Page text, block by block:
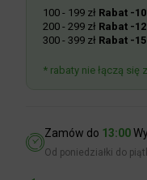
100 - 199 zł Rabat -
200 - 299 zł Rabat -
300 - 399 zł Rabat -
* rabaty nie łączą się
Zamów do 13:00
Od poniedziałki do